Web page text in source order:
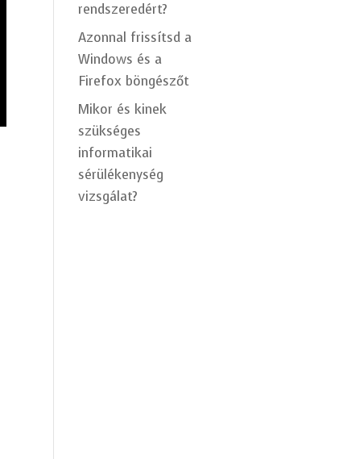
rendszeredért?
Azonnal frissítsd a
Windows és a
Firefox böngészőt
Mikor és kinek
szükséges
informatikai
sérülékenység
vizsgálat?